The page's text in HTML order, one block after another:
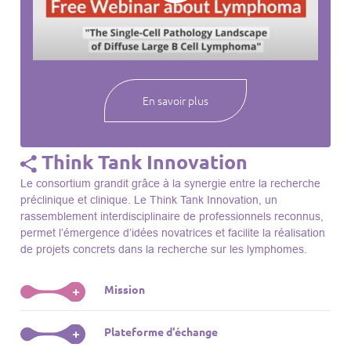
webinaires à venir, des séances précédentes et joignez-vous
notre compréhension des lymphomes et des maladies
En savoir plus
Think Tank Innovation
Le consortium grandit grâce à la synergie entre la recherche
préclinique et clinique. Le Think Tank Innovation, un
rassemblement interdisciplinaire de professionnels reconnus,
permet l’émergence d’idées novatrices et facilite la réalisation
de projets concrets dans la recherche sur les lymphomes.
+ Mission
Le Think Tank initie des projets, façonne des initiatives de
R&D, identifie des porteurs et promeut l’unité parmi les
+ Plateforme d'échange